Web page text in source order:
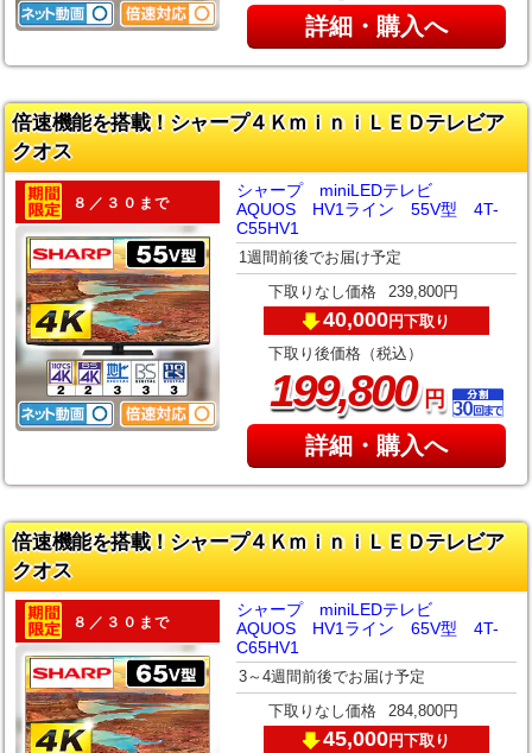
詳細・購入へ
倍速機能を搭載！シャープ４ＫｍｉｎｉＬＥＤテレビア
クオス
８／３０まで
シャープ miniLEDテレビ
AQUOS HV1ライン 55V型 4T-
C55HV1
1週間前後でお届け予定
下取りなし価格 239,800円
40,000円下取り
下取り後価格（税込）
199,800円
詳細・購入へ
倍速機能を搭載！シャープ４ＫｍｉｎｉＬＥＤテレビア
クオス
８／３０まで
シャープ miniLEDテレビ
AQUOS HV1ライン 65V型 4T-
C65HV1
3～4週間前後でお届け予定
下取りなし価格 284,800円
45,000円下取り